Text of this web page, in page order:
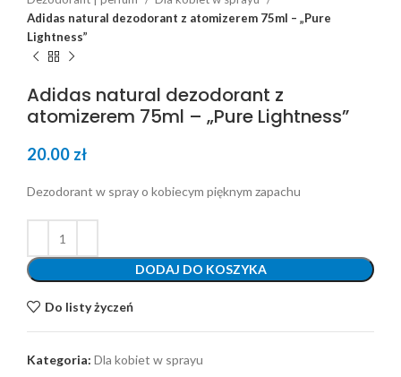
Adidas natural dezodorant z atomizerem 75ml – „Pure
Lightness”
Adidas natural dezodorant z
atomizerem 75ml – „Pure Lightness”
20.00 zł
Dezodorant w spray o kobiecym pięknym zapachu
DODAJ DO KOSZYKA
Do listy życzeń
Kategoria: Dla kobiet w sprayu